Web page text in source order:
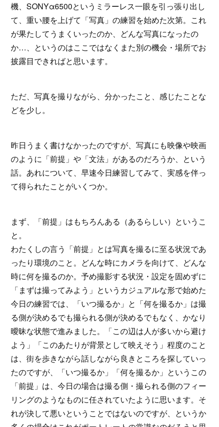
機、SONYα6500というミラーレス一眼を引っ張り出し
て、重い腰を上げて「写真」の練習を始めた次第。これ
が果たしてうまくいったのか、どんな写真になったの
か…、というのはここではなくまた別の機会・場所でお
披露目できればと思います。
ただ、写真を撮りながら、分かったこと、感じたことな
どを少し。
昨日うまく書けなかったのですが、写真にも映像や映画
のように「前提」や「文法」があるのだろうか、という
話。あれについて、早速今日練習してみて、実感を伴っ
て得られたことがいくつか。
まず、「前提」はもちろんある（あるらしい）というこ
と。
わたくしの言う「前提」とは写真を撮るに至る状況であ
ったり環境のこと。どんな時にカメラを向けて、どんな
時に何を撮るのか。予め撮影する状況・設定を固めずに
「まずは撮ってみよう」というカジュアルな形で始めた
今日の練習では、「いつ撮るか」と「何を撮るか」は撮
る側が決めるでも撮られる側が決めるでもなく、かなり
曖昧な状態で進みました。「この辺は人が多いから避け
よう」「このあたりが背景として映えそう」程度のこと
は、街を歩きながら話しながら良きところを探していっ
たのですが、「いつ撮るか」「何を撮るか」というこの
「前提」は、今日の場合は撮る側・撮られる側のフィー
リングのようなものに任されていたように思います。そ
れが決して悪いということではないのですが、というか